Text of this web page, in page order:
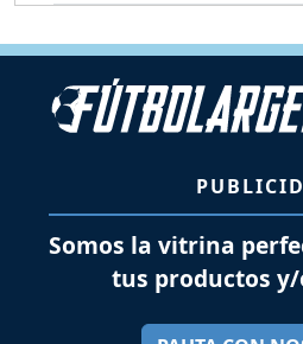
Somos la vitrina
tus productos